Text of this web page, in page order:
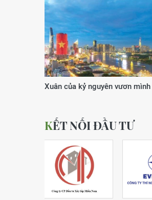
Xuân của kỷ nguyên vươn mình
KẾT NỐI ĐẦU TƯ